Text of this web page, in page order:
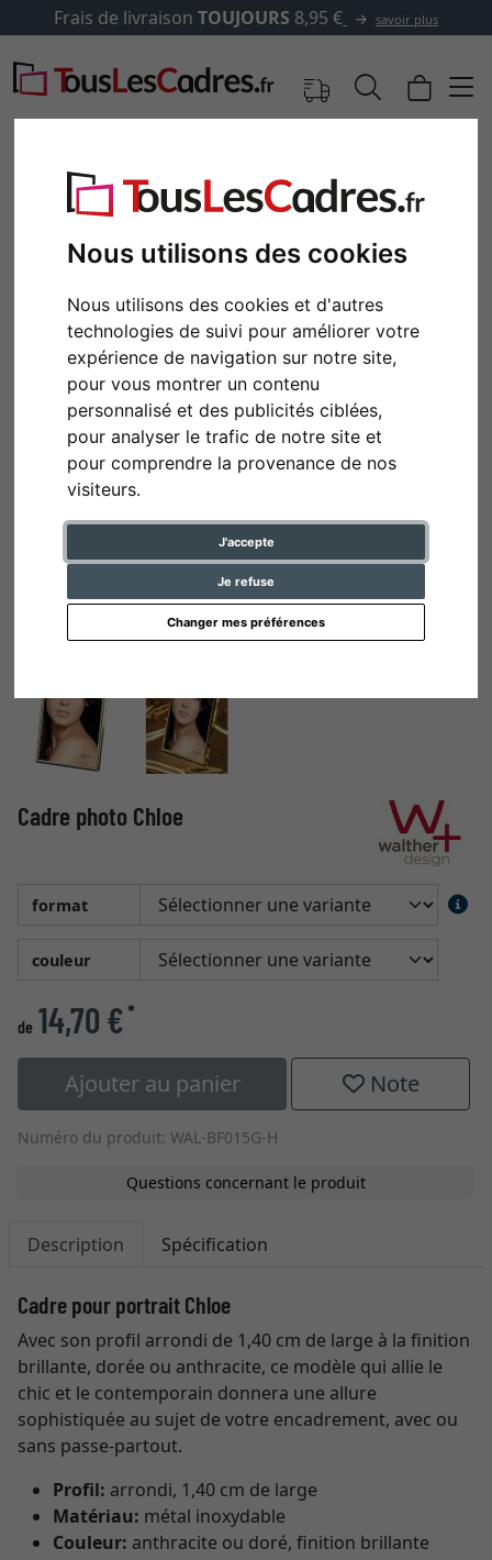
Nous utilisons des cookies
Nous utilisons des cookies et d'autres
technologies de suivi pour améliorer votre
expérience de navigation sur notre site,
pour vous montrer un contenu
personnalisé et des publicités ciblées,
pour analyser le trafic de notre site et
pour comprendre la provenance de nos
visiteurs.
J'accepte
Je refuse
Changer mes préférences
Frais de livraison TOUJOURS 8,95 € savoir plus
Retour
Cadre photo Chloe
format
couleur
de 14,70 €*
Ajouter au panier Note
Numéro du produit: WAL-BF015G-H
Questions concernant le produit
Description Spécification
Cadre pour portrait Chloe
Avec son profil arrondi de 1,40 cm de large à la finition
brillante, dorée ou anthracite, ce modèle qui allie le
chic et le contemporain donnera une allure
sophistiquée au sujet de votre encadrement, avec ou
sans passe-partout.
Profil: arrondi, 1,40 cm de large
Matériau: métal inoxydable
Couleur: anthracite ou doré, finition brillante